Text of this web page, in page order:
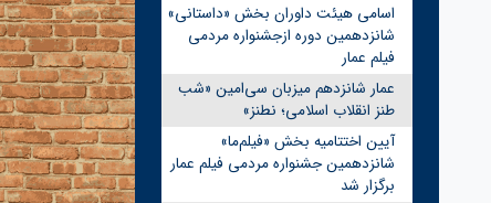
اسامی هیئت داوران بخش «داستانی»
شانزدهمین دوره ازجشنواره مردمی
فیلم عمار
عمار شانزدهم میزبان سی‌امین «شب
طنز انقلاب اسلامی؛ نطنز»
آیین اختتامیه بخش «فیلم‌ما»
شانزدهمین جشنواره مردمی فیلم عمار
برگزار شد